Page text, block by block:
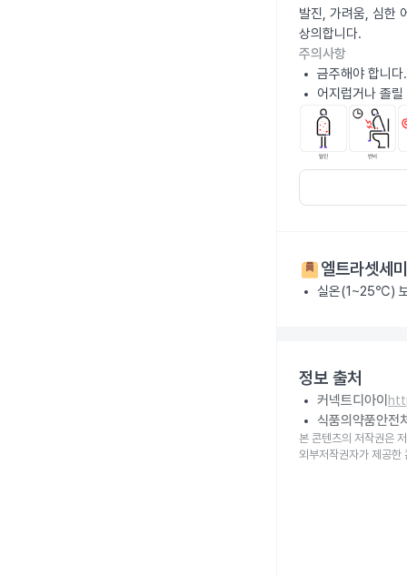
발진, 가려움, 심한
상의합니다.
주의사항
금주해야 합니다.
어지럽거나 졸
엘트라셋세
실온(1~25℃)
정보 출처
커넥트디아이
식품의약품안전
본 콘텐츠의 저작권은
외부저작권자가 제공한